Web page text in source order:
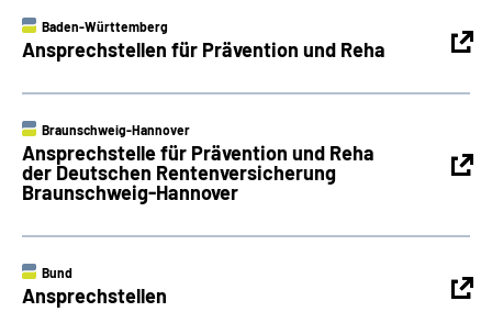
Baden-Württemberg
Ansprechstellen für Prävention und Reha
Braunschweig-Hannover
Ansprechstelle für Prävention und Reha
der Deutschen Rentenversicherung
Braunschweig-Hannover
Bund
Ansprechstellen